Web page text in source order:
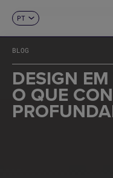
EN
FR
DE
IT
PT
BLOG
DESIGN
O QUE